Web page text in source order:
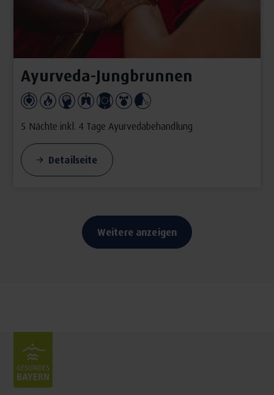
Ayurveda-Jungbrunnen
5 Nächte inkl. 4 Tage Ayurvedabehandlung
Detailseite
Weitere anzeigen